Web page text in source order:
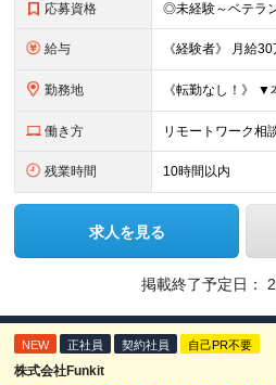
応募資格
給与
勤務地
働き方 リモートワーク相
残業時間 10時間以内
求人を見る
掲載終了予定日：
NEW 正社員 契約社員 自己PR不要
株式会社Funkit